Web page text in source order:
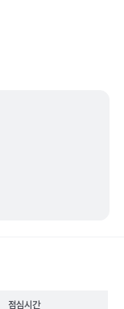
점심시간